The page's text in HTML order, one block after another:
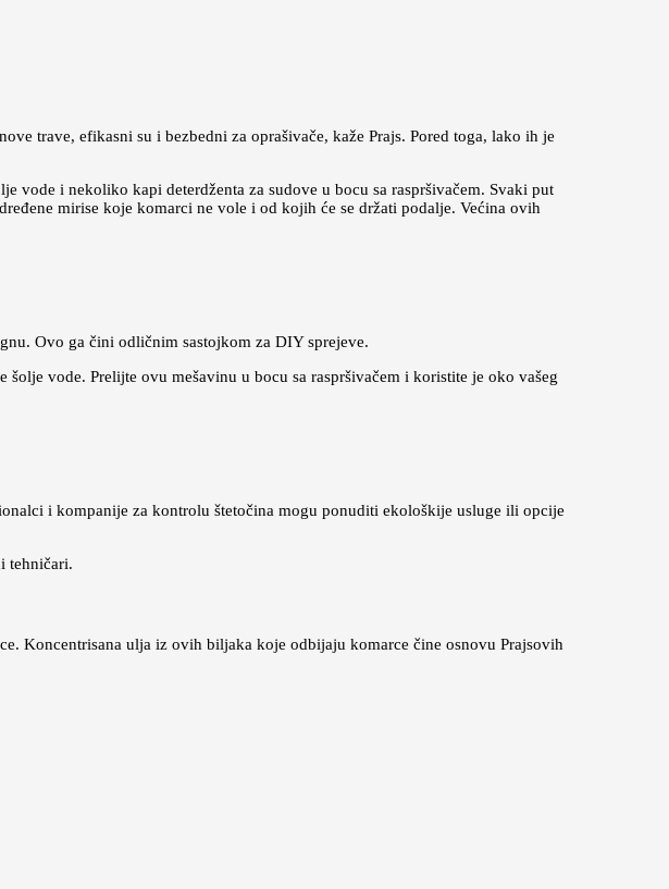
trave, efikasni su i bezbedni za oprašivače, kaže Prajs. Pored toga, lako ih je
vode i nekoliko kapi deterdženta za sudove u bocu sa raspršivačem. Svaki put
mirise koje komarci ne vole i od kojih će se držati podalje. Većina ovih
Ovo ga čini odličnim sastojkom za DIY sprejeve.
vode. Prelijte ovu mešavinu u bocu sa raspršivačem i koristite je oko vašeg
i kompanije za kontrolu štetočina mogu ponuditi ekološkije usluge ili opcije
tehničari.
Koncentrisana ulja iz ovih biljaka koje odbijaju komarce čine osnovu Prajsovih